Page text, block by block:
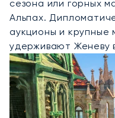
сезона или горных
Альпах.
аукционы и
удерживают Женеву